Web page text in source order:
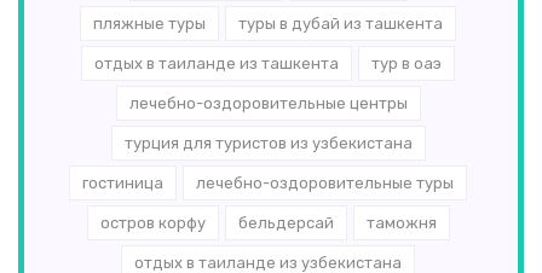
пляжные туры туры в дубай из ташкента
отдых в таиланде из ташкента тур в оаэ
лечебно-оздоровительные центры
турция для туристов из узбекистана
гостиница лечебно-оздоровительные туры
остров корфу бельдерсай таможня
отдых в таиланде из узбекистана